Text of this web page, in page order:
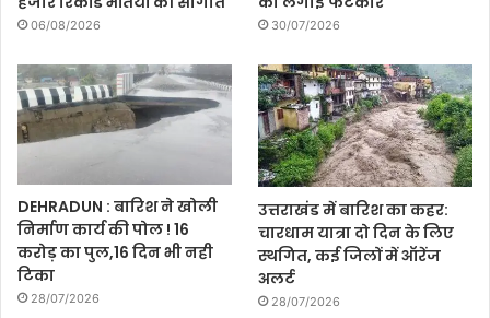
06/08/2026 30/07/2026
DEHRADUN : बारिश ने खोली
निर्माण कार्य की पोल ! 16
करोड़ का पुल,16 दिन भी नही
टिका
28/07/2026
उत्तराखंड में बारिश का कहर:
चारधाम यात्रा दो दिन के लिए
स्थगित, कई जिलों में ऑरेंज
अलर्ट
28/07/2026